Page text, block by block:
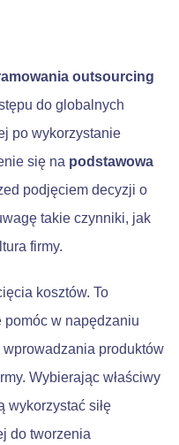
outsourcing
do globalnych
po wykorzystanie
się na podstawowa
podjęciem decyzji o
takie czynniki, jak
firmy.
kosztów. To
pomóc w napędzaniu
produktów
Wybierając właściwy
wykorzystać siłę
do tworzenia